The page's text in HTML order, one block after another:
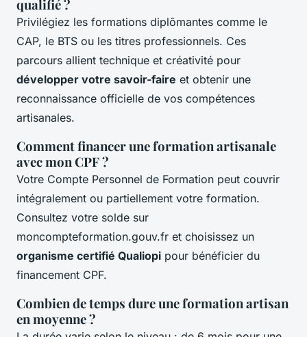
qualifié ?
Privilégiez les formations diplômantes comme le
CAP, le BTS ou les titres professionnels. Ces
parcours allient technique et créativité pour
développer votre savoir-faire et obtenir une
reconnaissance officielle de vos compétences
artisanales.
Comment financer une formation artisanale
avec mon CPF ?
Votre Compte Personnel de Formation peut couvrir
intégralement ou partiellement votre formation.
Consultez votre solde sur
moncompteformation.gouv.fr et choisissez un
organisme certifié Qualiopi pour bénéficier du
financement CPF.
Combien de temps dure une formation artisan
en moyenne ?